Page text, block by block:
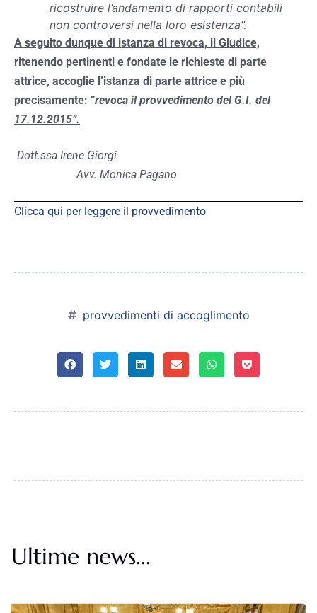
ricostruire l’andamento di rapporti contabili
non controversi nella loro esistenza”.
A seguito dunque di istanza di revoca, il Giudice,
ritenendo pertinenti e fondate le richieste di parte
attrice, accoglie l’istanza di parte attrice e più
precisamente: “revoca il provvedimento del G.I. del
17.12.2015”.
Dott.ssa Irene Giorgi
Avv. Monica Pagano
Clicca qui per leggere il provvedimento
provvedimenti di accoglimento
Ultime news...